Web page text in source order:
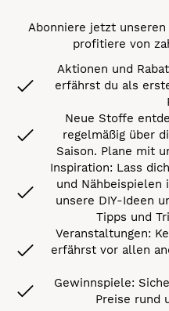
Abonniere jetzt
profitiere von
Aktionen und
erfährst du als
Neue Stoffe
regelmäßig über
Saison. Plane mit
Inspiration: Lass
und
unsere DIY-Ideen
Tipps und
Veranstaltungen:
erfährst vor allen
Gewinnspiele:
Preise rund